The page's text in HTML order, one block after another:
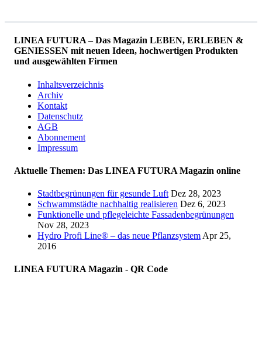
LINEA FUTURA – Das Magazin LEBEN, ERLEBEN &
GENIESSEN mit neuen Ideen, hochwertigen Produkten
und ausgewählten Firmen
Inhaltsverzeichnis
Archiv
Kontakt
Datenschutz
AGB
Abonnement
Impressum
Aktuelle Themen: Das LINEA FUTURA Magazin online
Stadtbegrünungen für gesunde Luft Dez 28, 2023
Schwammstädte nachhaltig realisieren Dez 6, 2023
Funktionelle und pflegeleichte Fassadenbegrünungen
Nov 28, 2023
Hydro Profi Line® – das neue Pflanzsystem Apr 25,
2016
LINEA FUTURA Magazin - QR Code